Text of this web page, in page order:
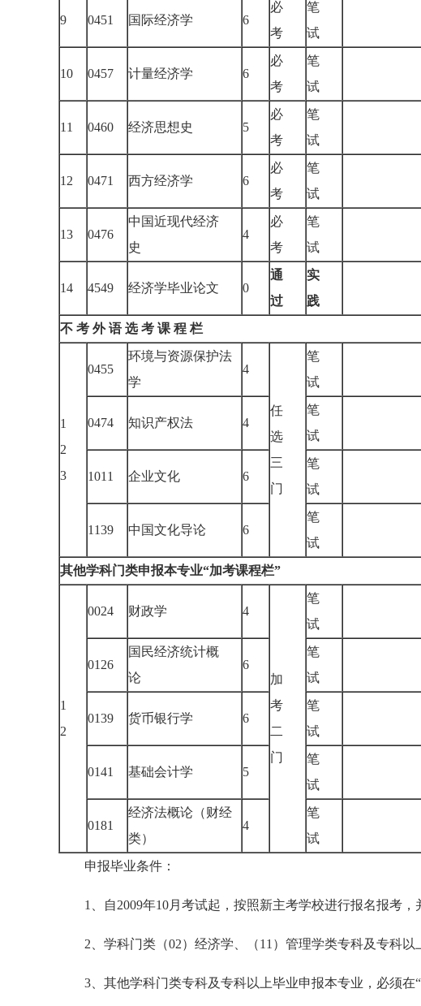
9 0451 国际经济学 6
必
考
笔
试
10 0457 计量经济学 6
必
考
笔
试
11 0460 经济思想史 5
必
考
笔
试
12 0471 西方经济学 6
必
考
笔
试
13 0476
中国近现代经济
史
4
必
考
笔
试
14 4549 经济学毕业论文 0
通
过
实
践
不 考 外 语 选 考 课 程 栏
1
2
3
0455
环境与资源保护法
学
4
任
选
三
门
笔
试
0474 知识产权法 4
笔
试
1011 企业文化 6
笔
试
1139 中国文化导论 6
笔
试
其他学科门类申报本专业“加考课程栏”
1
2
0024 财政学 4
加
考
二
门
笔
试
0126
国民经济统计概
论
6
笔
试
0139 货币银行学 6
笔
试
0141 基础会计学 5
笔
试
0181
经济法概论（财经
类）
4
笔
试
申报毕业条件：
1、自2009年10月考试起，按照新主考学校进行报名报考，
2、学科门类（02）经济学、（11）管理学类专科及专科以
3、其他学科门类专科及专科以上毕业申报本专业，必须在“